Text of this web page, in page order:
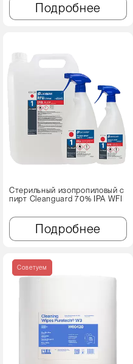
Подробнее
Стерильный изопропиловый с
пирт Cleanguard 70% IPA WFI
Подробнее
Советуем